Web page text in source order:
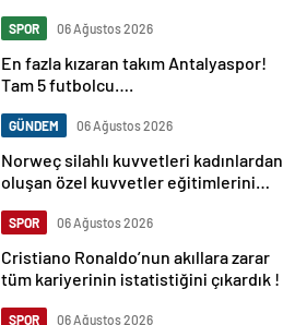
SPOR 06 Ağustos 2026
En fazla kızaran takım Antalyaspor!
Tam 5 futbolcu….
GÜNDEM 06 Ağustos 2026
Norweç silahlı kuvvetleri kadınlardan
oluşan özel kuvvetler eğitimlerini
SPOR 06 Ağustos 2026
Cristiano Ronaldo’nun akıllara zarar
tüm kariyerinin istatistiğini çıkardık !
SPOR 06 Ağustos 2026